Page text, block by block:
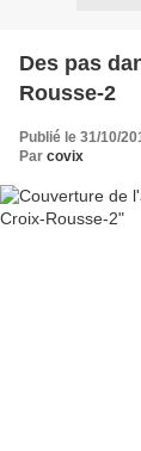
Des pas
Rousse-2
Publié le 31/10/
Par covix